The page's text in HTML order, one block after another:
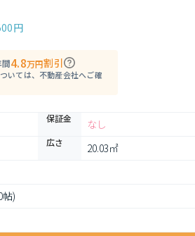
円
4.8万円割引
いては、不動産会社へご確
保証金 なし
広さ 20.03㎡
帖)